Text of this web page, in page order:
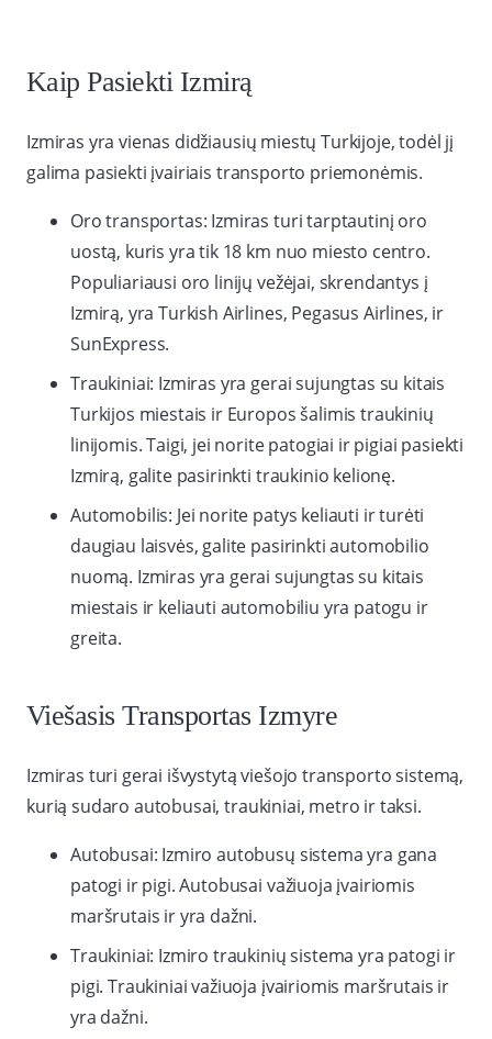
Kaip Pasiekti Izmirą
Izmiras yra vienas didžiausių miestų Turkijoje, todėl jį
galima pasiekti įvairiais transporto priemonėmis.
Oro transportas: Izmiras turi tarptautinį oro
uostą, kuris yra tik 18 km nuo miesto centro.
Populiariausi oro linijų vežėjai, skrendantys į
Izmirą, yra Turkish Airlines, Pegasus Airlines, ir
SunExpress.
Traukiniai: Izmiras yra gerai sujungtas su kitais
Turkijos miestais ir Europos šalimis traukinių
linijomis. Taigi, jei norite patogiai ir pigiai pasiekti
Izmirą, galite pasirinkti traukinio kelionę.
Automobilis: Jei norite patys keliauti ir turėti
daugiau laisvės, galite pasirinkti automobilio
nuomą. Izmiras yra gerai sujungtas su kitais
miestais ir keliauti automobiliu yra patogu ir
greita.
Viešasis Transportas Izmyre
Izmiras turi gerai išvystytą viešojo transporto sistemą,
kurią sudaro autobusai, traukiniai, metro ir taksi.
Autobusai: Izmiro autobusų sistema yra gana
patogi ir pigi. Autobusai važiuoja įvairiomis
maršrutais ir yra dažni.
Traukiniai: Izmiro traukinių sistema yra patogi ir
pigi. Traukiniai važiuoja įvairiomis maršrutais ir
yra dažni.